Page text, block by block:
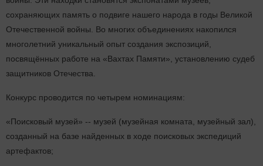
сохраняющих память о подвиге нашего народа в годы Великой
Отечественной войны. Во многих объединениях накопился
многолетний уникальный опыт создания экспозиций,
посвящённых работе на «Вахтах Памяти», установлению судеб
защитников Отечества.
Конкурс проводится по четырем номинациям:
«Поисковый музей» -- музей (музейная комната, музейный зал),
созданный на базе найденных в ходе поисковых экспедиций
артефактов;